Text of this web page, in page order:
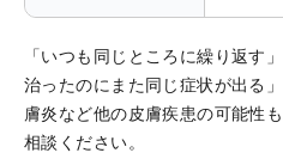
「いつも同じところに繰り返す
治ったのにまた同じ症状が出る
膚炎など他の皮膚疾患の可能性
相談ください。